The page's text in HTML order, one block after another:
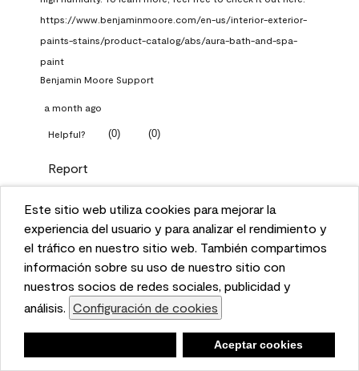
This website uses cookies to enhance user experience
and to analyze performance and traffic on our website.
We also share information about your use of our site
with our social media, advertising, and analytics
partners. Cookie Settings
Accept Cookies
Este sitio web utiliza cookies para mejorar la
experiencia del usuario y para analizar el rendimiento y
el tráfico en nuestro sitio web. También compartimos
información sobre su uso de nuestro sitio con
nuestros socios de redes sociales, publicidad y
análisis. Configuración de cookies
Aceptar cookies
https://www.benjaminmoore.com/en-us/interior-exterior-
paints-stains/product-catalog/abs/aura-bath-and-spa-
paint
Benjamin Moore Support
a month ago
Helpful? (0) (0)
Report
Q: What Aura paint color
should I use in north facing
entryway?
1 Answer